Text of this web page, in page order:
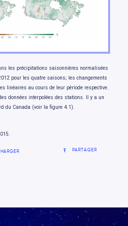
les précipitations saisonnières normalisées
pour les quatre saisons; les changements
linéaires au cours de leur période respective.
données interpolées des stations. Il y a un
du Canada (voir la figure 4.1).
PARTAGER
de la mer
choix qui comptent